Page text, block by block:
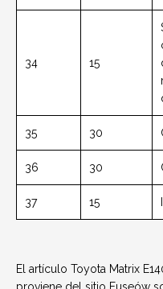
34 15
35 30
36 30
37 15
El artículo Toyota Matrix
proviene del sitio Fuseów